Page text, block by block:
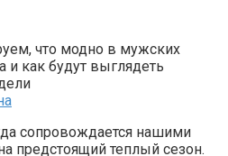
что модно в мужских
и как будут выглядеть
сопровождается нашими
предстоящий теплый сезон.